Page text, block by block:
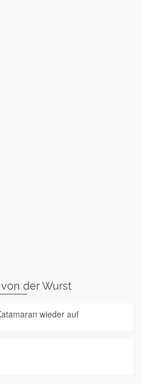
der Wurst
wieder auf